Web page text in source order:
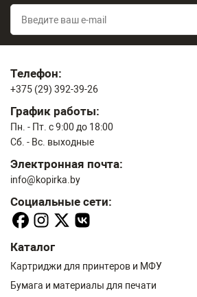
Телефон:
+375 (29) 392-39-26
График работы:
Пн. - Пт. с 9:00 до 18:00
Сб. - Вс. выходные
Электронная почта:
info@kopirka.by
Социальные сети:
Каталог
Картриджи для принтеров и МФУ
Бумага и материалы для печати